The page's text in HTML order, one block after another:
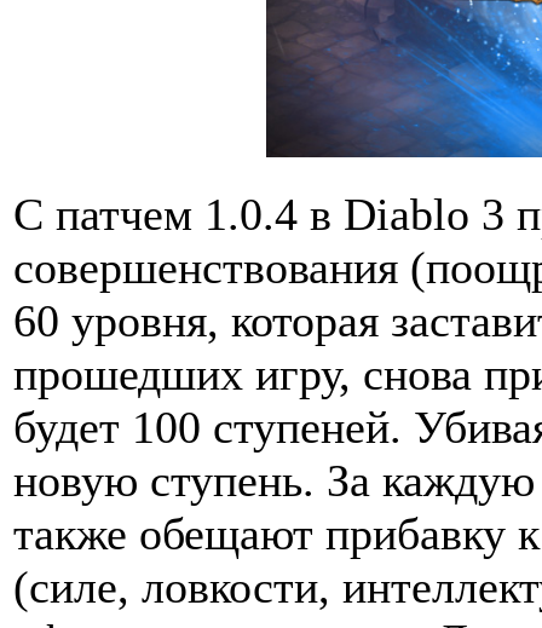
C патчем 1.0.4 в Diablo 3
совершенствования
60 уровня, которая
прошедших игру, снова
будет 100 ступеней.
новую ступень. За
также обещают прибавку
(силе, ловкости,